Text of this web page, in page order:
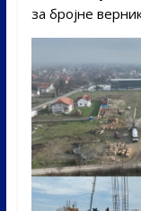
за бројне